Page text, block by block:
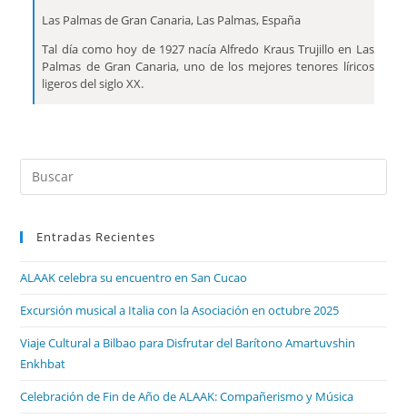
Las Palmas de Gran Canaria, Las Palmas, España
Tal día como hoy de 1927 nacía Alfredo Kraus Trujillo en Las
Palmas de Gran Canaria, uno de los mejores tenores líricos
ligeros del siglo XX.
Entradas Recientes
ALAAK celebra su encuentro en San Cucao
Excursión musical a Italia con la Asociación en octubre 2025
Viaje Cultural a Bilbao para Disfrutar del Barítono Amartuvshin
Enkhbat
Celebración de Fin de Año de ALAAK: Compañerismo y Música